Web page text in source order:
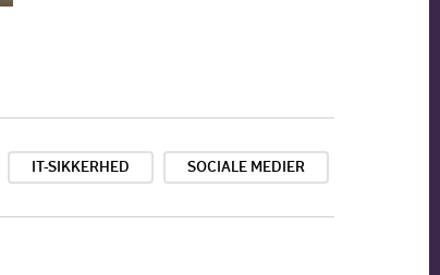
IT-SIKKERHED SOCIALE MEDIER